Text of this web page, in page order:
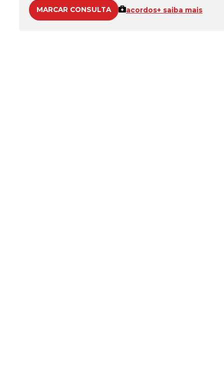
MARCAR CONSULTA acordos+ saiba mais